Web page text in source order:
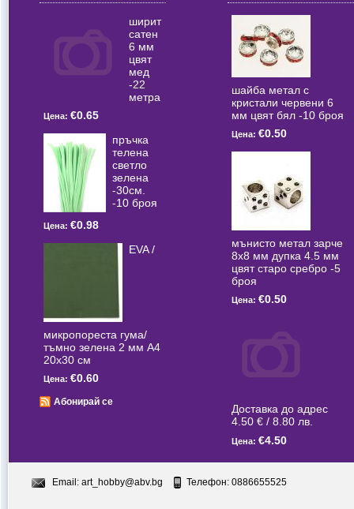
ширит
сатен
6 мм
цвят
мед
-22
метра
Цена: €0.65
пръчка
телена
светлo
зелена
-30см.
-10 броя
Цена: €0.98
EVA /
микропореста гума/
тъмно зелена 2 мм А4
20x30 см
Цена: €0.60
Абонирай се
шайба метал с
кристали червени 6
мм цвят бял -10 броя
Цена: €0.50
мънисто метал зарче
8x8 мм дупка 4.5 мм
цвят старо сребро -5
броя
Цена: €0.50
Доставка до адрес
4.50 € / 8.80 лв.
Цена: €4.50
Email: art_hobby@abv.bg Телефон: 0886655525